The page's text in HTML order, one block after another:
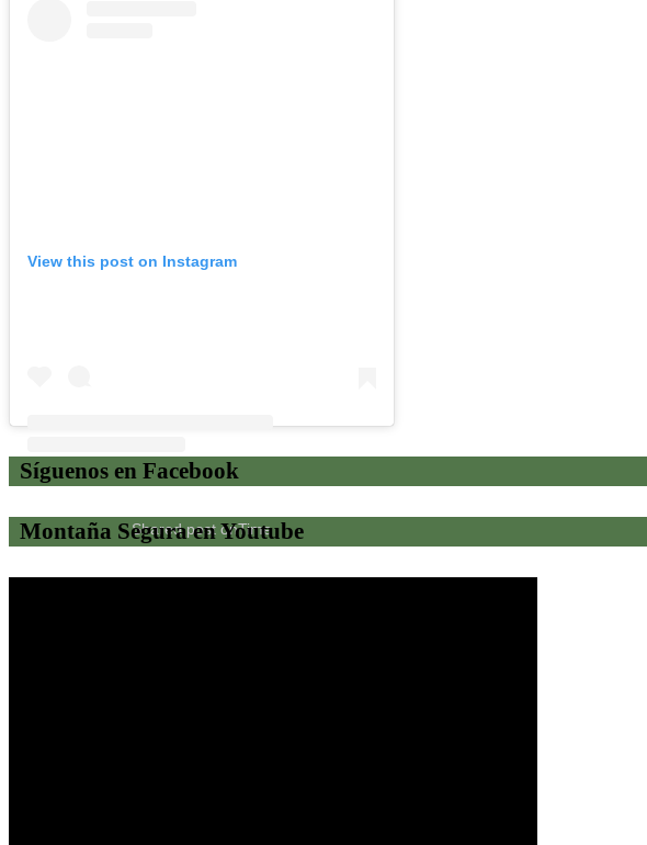
View this post on Instagram
Shared post onTime
Síguenos en Facebook
Montaña Segura en Youtube